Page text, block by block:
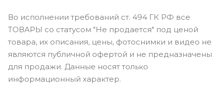
Во исполнении требований ст. 494 ГК РФ все
ТОВАРЫ со статусом "Не продается" под ценой
товара, их описания, цены, фотоснимки и видео не
являются публичной офертой и не предназначены
для продажи. Данные носят только
информационный характер.